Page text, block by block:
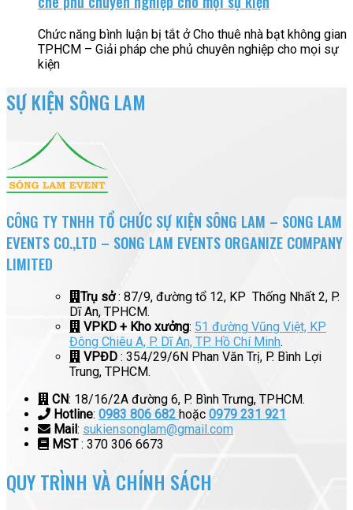
Chức năng bình luận bị tắt ở Cho thuê nhà bạt không gian
TPHCM – Giải pháp che phủ chuyên nghiệp cho mọi sự
kiện
SỰ KIỆN SÔNG LAM
CÔNG TY TNHH TỔ CHỨC SỰ KIỆN SÔNG LAM – SONG LAM
EVENTS CO.,LTD – SONG LAM EVENTS ORGANIZE COMPANY
LIMITED
Trụ sở: 87/9, đường tổ 12, KP Thống Nhất 2, P.
Dĩ An, TPHCM.
VPKD + Kho xưởng: 51 đường Vũng Việt, KP
Đông Chiêu A, P. Dĩ An, TP. Hồ Chí Minh.
VPĐD : 354/29/6N Phan Văn Trị, P. Bình Lợi
Trung, TPHCM.
CN: 18/16/2A đường 6, P. Bình Trưng, TPHCM.
Hotline: 0983 806 682 hoặc 0979 231 921
Mail: sukiensonglam@gmail.com
MST: 370 306 6673
QUY TRÌNH VÀ CHÍNH SÁCH